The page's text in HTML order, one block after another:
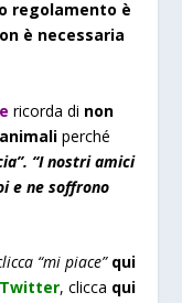
regolamento è
è necessaria
ricorda di non
perché
“I nostri amici
e ne soffrono
“mi piace” qui
, clicca qui